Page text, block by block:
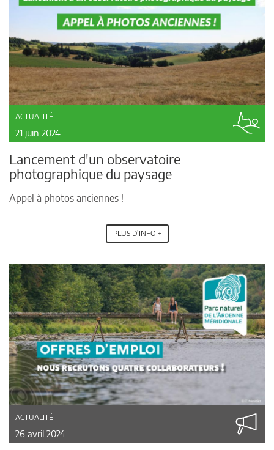
ACTUALITÉ
21 juin 2024
Lancement d'un observatoire
photographique du paysage
Appel à photos anciennes !
PLUS D'INFO +
ACTUALITÉ
26 avril 2024